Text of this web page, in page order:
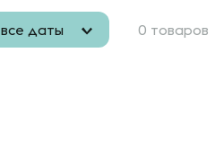
все даты 0 товаров